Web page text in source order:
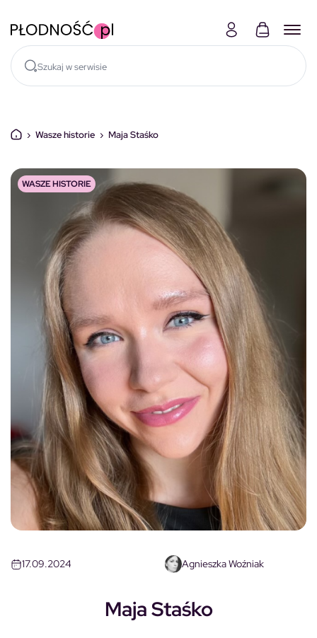
› Wasze historie › Maja Staśko
WASZE HISTORIE
17.09.2024 Agnieszka Woźniak
Maja Staśko